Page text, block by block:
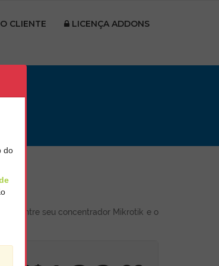
CLIENTE LICENÇA ADDONS
entre seu concentrador Mikrotik e o
do